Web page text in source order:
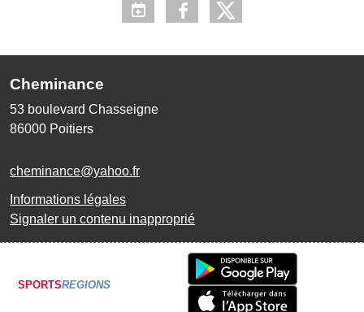
Cheminance
53 boulevard Chasseigne
86000 Poitiers
cheminance@yahoo.fr
Informations légales
Signaler un contenu inapproprié
SPORTSREGIONS